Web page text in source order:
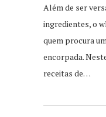
Além de ser
ingredientes, o
quem procura
encorpada.
receitas de…